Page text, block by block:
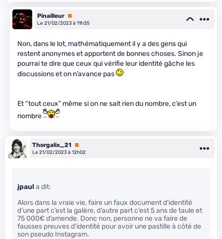
Pinailleur Premium
Le 21/02/2023 à 11h35
Non, dans le lot, mathématiquement il y a des gens qui
restent anonymes et apportent de bonnes choses. Sinon je
pourrai te dire que ceux qui vérifie leur identité gâche les
discussions et on n’avance pas
Et “tout ceux” même si on ne sait rien du nombre, c’est un
nombre
Thorgalix_21 Premium
Le 21/02/2023 à 12h02
jpaul a dit:
Alors dans la vraie vie, faire un faux document d’identité
d’une part c’est la galère, d’autre part c’est 5 ans de taule et
75 000€ d’amende. Donc non, personne ne va faire de
fausses preuves d’identité pour avoir une pastille à côté de
son pseudo Instagram.